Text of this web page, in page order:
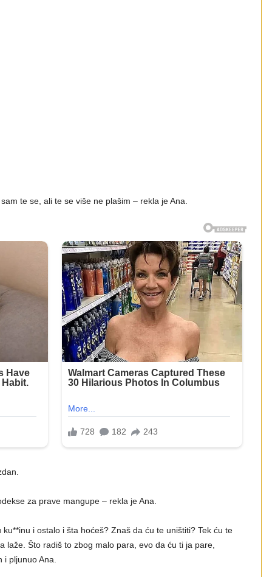
te se, ali te se više ne plašim – rekla je Ana.
za prave mangupe – rekla je Ana.
i ostalo i šta hoćeš? Znaš da ću te uništiti? Tek ću te
laže. Što radiš to zbog malo para, evo da ću ti ja pare,
pljunuo Ana.